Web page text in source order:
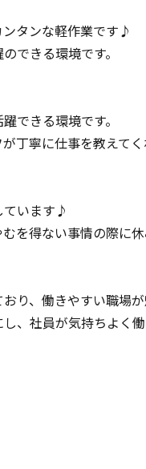
タンな軽作業です♪
できる環境です。
できる環境です。
丁寧に仕事を教えて
ています♪
を得ない事情の際に休
り、働きやすい職場が
、社員が気持ちよく